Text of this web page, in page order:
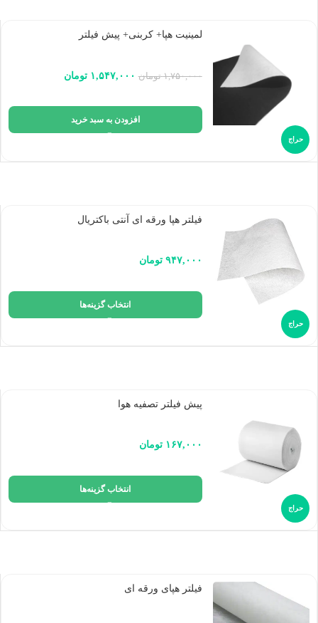
حراج
لمینیت هپا+ کربنی+ پیش فیلتر
۱,۷۵۰,۰۰۰ تومان ۱,۵۴۷,۰۰۰ تومان
افزودن به سبد خرید
حراج
فیلتر هپا ورقه ای آنتی باکتریال
۹۴۷,۰۰۰ تومان
انتخاب گزینه‌ها
حراج
پیش فیلتر تصفیه هوا
۱۶۷,۰۰۰ تومان
انتخاب گزینه‌ها
فیلتر هپای ورقه ای